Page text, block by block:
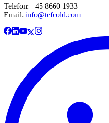
Telefon: +45 8660 1933
Email: info@tefcold.com